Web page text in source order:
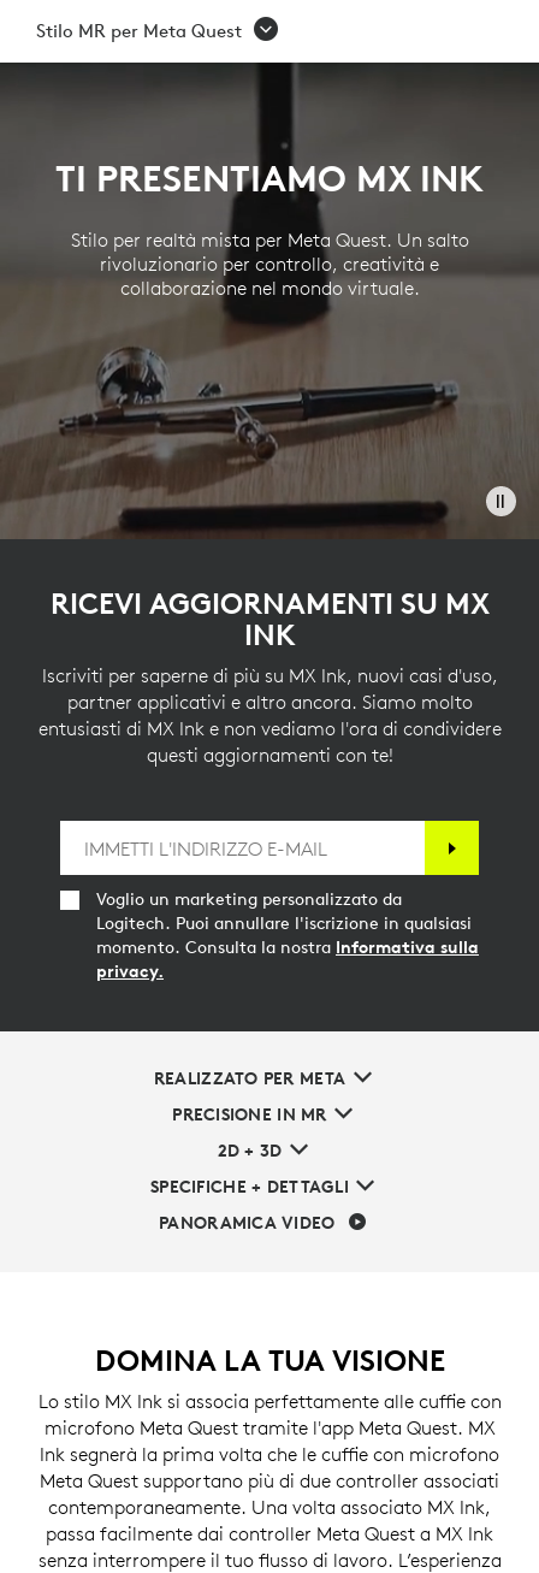
STILO
MR
META
Stilo MR per Meta Quest
TI PRESENTIAMO MX INK
Stilo per realtà mista per Meta Quest. Un salto
rivoluzionario per controllo, creatività e
collaborazione nel mondo virtuale.
RICEVI AGGIORNAMENTI SU MX
INK
Iscriviti per saperne di più su MX Ink, nuovi casi d'uso,
partner applicativi e altro ancora. Siamo molto
entusiasti di MX Ink e non vediamo l'ora di condividere
questi aggiornamenti con te!
Voglio un marketing personalizzato da
Logitech. Puoi annullare l'iscrizione in qualsiasi
momento. Consulta la nostra Informativa sulla
privacy.
REALIZZATO PER META
PRECISIONE IN MR
2D + 3D
SPECIFICHE + DETTAGLI
PANORAMICA VIDEO
DOMINA LA TUA VISIONE
Lo stilo MX Ink si associa perfettamente alle cuffie con
microfono Meta Quest tramite l'app Meta Quest. MX
Ink segnerà la prima volta che le cuffie con microfono
Meta Quest supportano più di due controller associati
contemporaneamente. Una volta associato MX Ink,
passa facilmente dai controller Meta Quest a MX Ink
senza interrompere il tuo flusso di lavoro. L’esperienza